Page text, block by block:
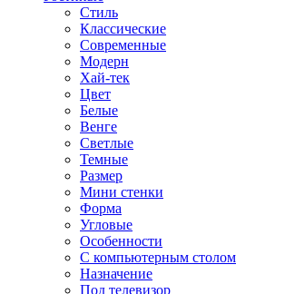
Стиль
Классические
Современные
Модерн
Хай-тек
Цвет
Белые
Венге
Светлые
Темные
Размер
Мини стенки
Форма
Угловые
Особенности
С компьютерным столом
Назначение
Под телевизор